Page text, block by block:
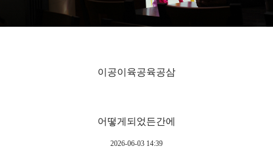
이공이육공육공삼
어떻게되었든간에
2026-06-03 14:39